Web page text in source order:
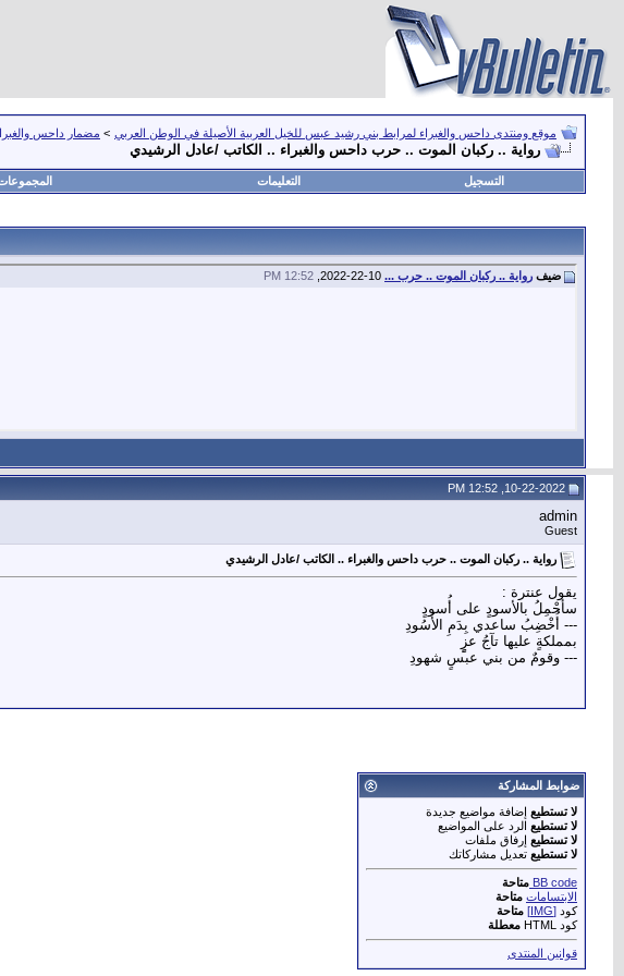
موقع ومنتدى داحس والغبراء لمرابط بني رشيد عبس للخيل العربية الأصيلة في الوطن العربي > مضمار داحس
رواية .. ركبان الموت .. حرب داحس والغبراء .. الكاتب /عادل الرشيدي
التسجيل التعليمات
ضيف رواية .. ركبان الموت .. حرب ... 12:52 PM
admin
Guest
رواية .. ركبان الموت .. حرب داحس والغبراء .. الكاتب /عادل الرشيدي
يقول عنترة :
سأَحْمِلُ بالأسودٍ على أُسودٍ
--- أُخْضِبُ ساعدي بِدَمِ الأُسُودِ
بمملكةٍ عليها تآجُ عزٍٍ
--- وقومٌ من بني عبسٍ شهودِ
ضوابط المشاركة
لا تستطيع إضافة مواضيع جديدة
لا تستطيع الرد على المواضيع
لا تستطيع إرفاق ملفات
لا تستطيع تعديل مشاركاتك
BB code متاحة
الابتسامات متاحة
كود [IMG]
متاحة
كود HTML
معطلة
قوانين المنتدى